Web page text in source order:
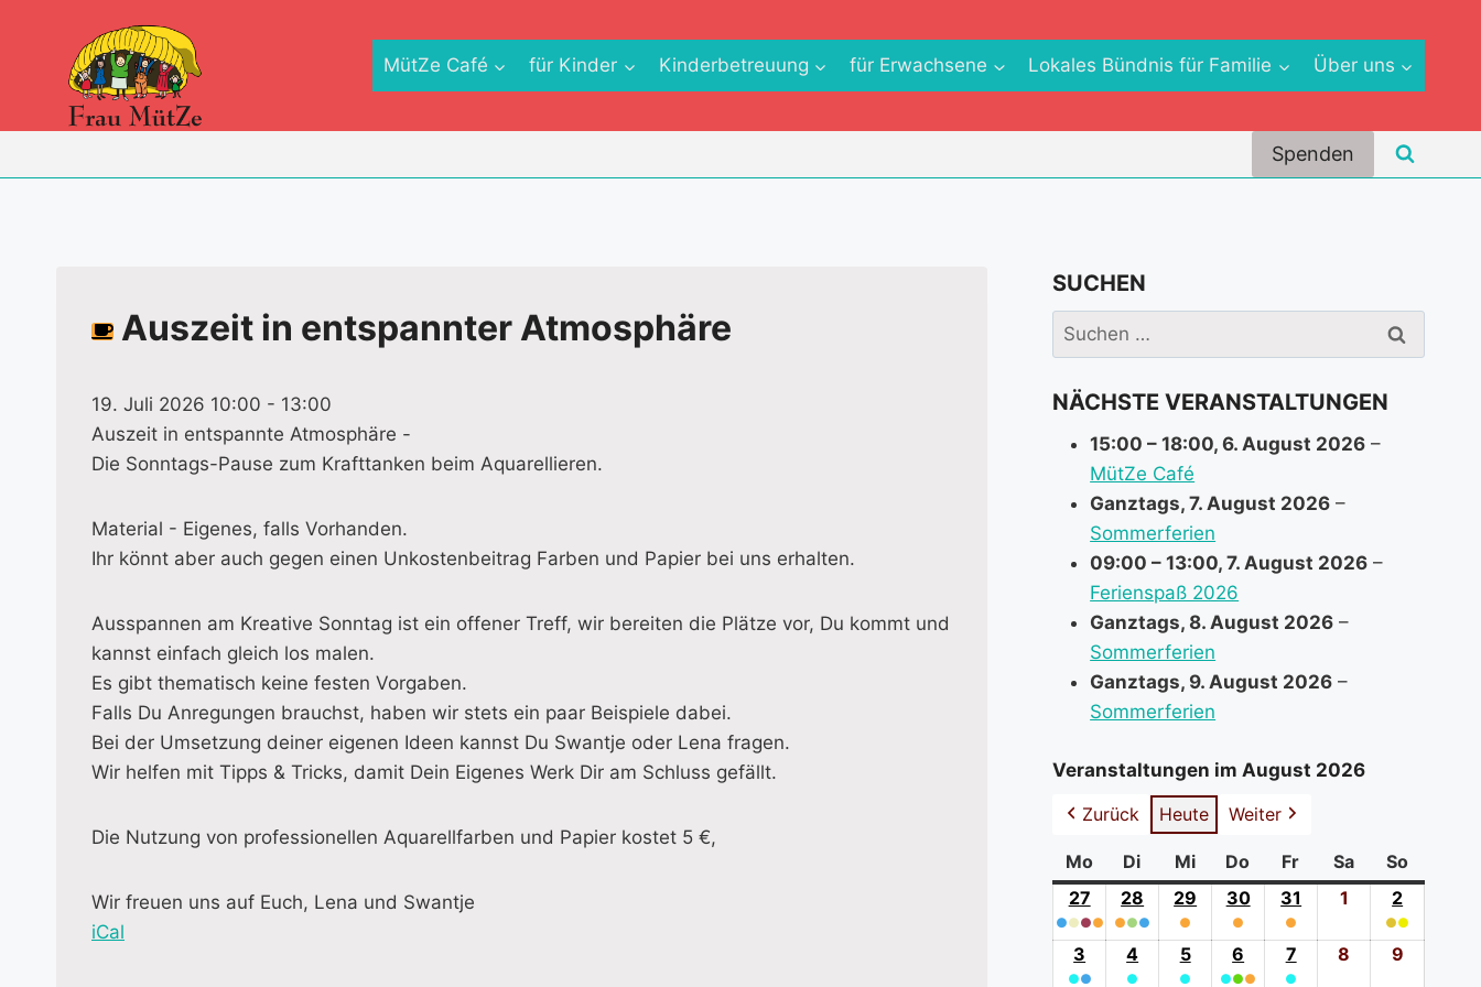
springen
MütZe Café für Kinder Kinderbetreuung für Erwachsene Lokales Bündnis für Familie Über uns
Spenden
Auszeit in entspannter Atmosphäre
19. Juli 2026 10:00 - 13:00
Auszeit in entspannte Atmosphäre -
Die Sonntags-Pause zum Krafttanken beim Aquarellieren.
Material - Eigenes, falls Vorhanden.
Ihr könnt aber auch gegen einen Unkostenbeitrag Farben und Papier bei uns erhalten.
Ausspannen am Kreative Sonntag ist ein offener Treff, wir bereiten die Plätze vor, Du kommt und
kannst einfach gleich los malen.
Es gibt thematisch keine festen Vorgaben.
Falls Du Anregungen brauchst, haben wir stets ein paar Beispiele dabei.
Bei der Umsetzung deiner eigenen Ideen kannst Du Swantje oder Lena fragen.
Wir helfen mit Tipps & Tricks, damit Dein Eigenes Werk Dir am Schluss gefällt.
Die Nutzung von professionellen Aquarellfarben und Papier kostet 5 €,
Wir freuen uns auf Euch, Lena und Swantje
iCal
SUCHEN
Suchen
nach:
NÄCHSTE VERANSTALTUNGEN
15:00 – 18:00,6. August 2026 –
MütZe Café
Ganztags,7. August 2026 –
Sommerferien
09:00 – 13:00,7. August 2026 –
Ferienspaß 2026
Ganztags,8. August 2026 –
Sommerferien
Ganztags, 9. August 2026 –
Sommerferien
Veranstaltungen im August 2026
Zurück
Heute Weiter
MoMontag
Di Dienstag
MiMittwoch
Do Donnerstag
Fr Freitag
SaSamstag
SoSonntag
27
Juli
2026
●●●●
(4
event
28
Juli
2026
●●●
(3
event
29
2026
●
(1
event
3030.
2026
●
(1
event
31
2026
●
(1
event
1
August
2026
2
August
●●
(2
3
August
●●
4
August
●
55.
August
●
6
August
●●●
7
●
8 9